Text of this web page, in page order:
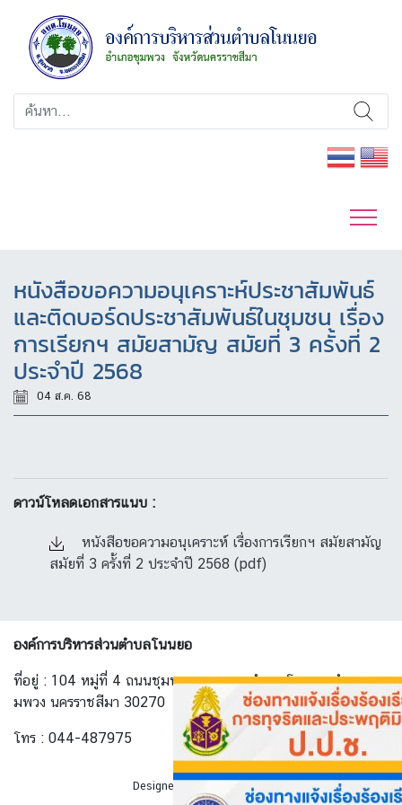
หนังสือขอความอนุเคราะห์ประชาสัมพันธ์
และติดบอร์ดประชาสัมพันธ์ในชุมชน เรื่อง
การเรียกฯ สมัยสามัญ สมัยที่ 3 ครั้งที่ 2
ประจำปี 2568
04 ส.ค. 68
ดาวน์โหลดเอกสารแนบ :
หนังสือขอความอนุเคราะห์ เรื่องการเรียกฯ สมัยสามัญ
สมัยที่ 3 ครั้งที่ 2 ประจำปี 2568 (pdf)
องค์การบริหารส่วนตำบลโนนยอ
ที่อยู่ : 104 หมู่ที่ 4 ถนนชุมพวง-ทางพาด ตำบล โนนยอ อำเภอ ชุ
มพวง นครราชสีมา 30270
โทร : 044-487975
Designed By AllwebGroup